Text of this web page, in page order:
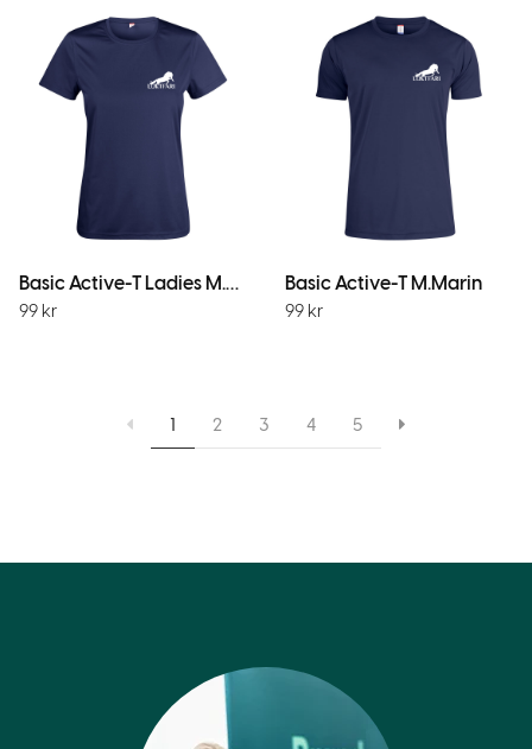
Basic Active-T Ladies M.Marin
99 kr
Basic Active-T M.Marin
99 kr
1 2 3 4 5